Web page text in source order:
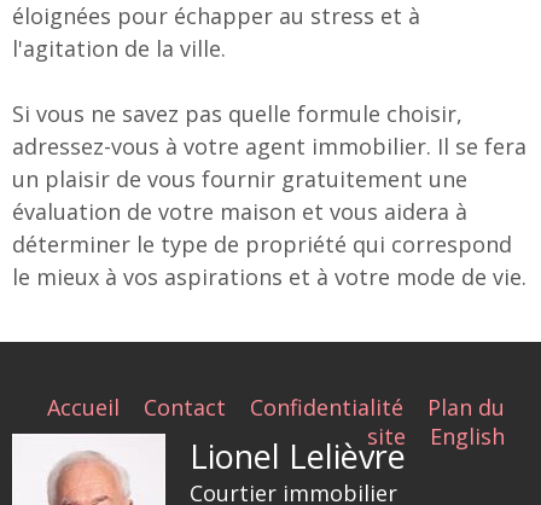
éloignées pour échapper au stress et à
l'agitation de la ville.
Si vous ne savez pas quelle formule choisir,
adressez-vous à votre agent immobilier. Il se fera
un plaisir de vous fournir gratuitement une
évaluation de votre maison et vous aidera à
déterminer le type de propriété qui correspond
le mieux à vos aspirations et à votre mode de vie.
Accueil Contact Confidentialité
Plan du
site
English
Lionel Lelièvre
Courtier immobilier